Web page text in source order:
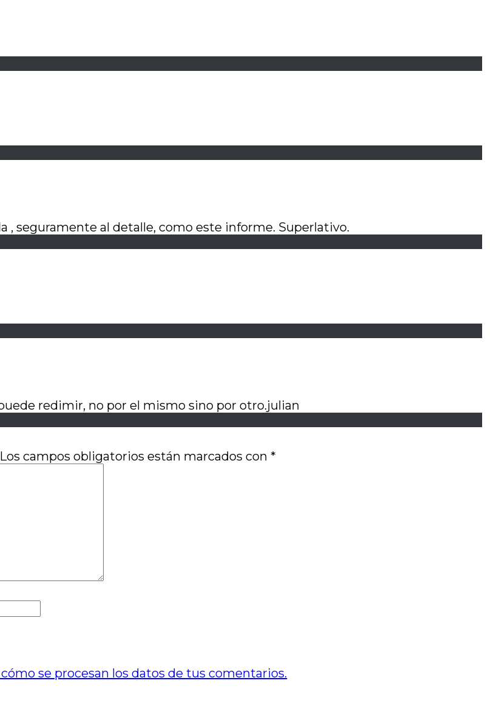
, seguramente al detalle, como este informe. Superlativo.
redimir, no por el mismo sino por otro.julian
Los campos obligatorios están marcados con *
se procesan los datos de tus comentarios.